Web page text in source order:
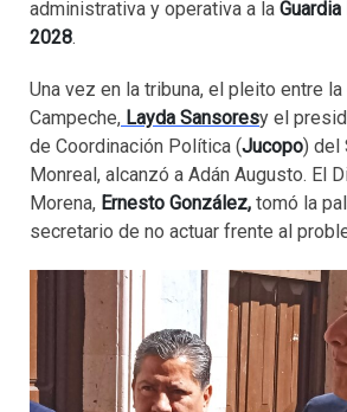
administrativa y operativa a la
2028.
Una vez en la tribuna, el pleito entre
Campeche, Layda Sansoresy el
de Coordinación Política (Jucopo) del
Monreal, alcanzó a Adán Augusto. El
Morena, Ernesto González, tomó la
secretario de no actuar frente al